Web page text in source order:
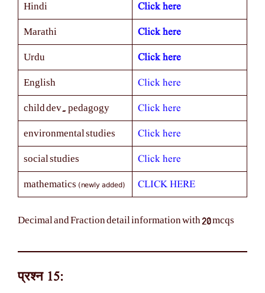
Hindi Click here
Marathi Click here
Urdu Click here
English Click here
child dev. pedagogy Click here
environmental studies Click here
social studies Click here
mathematics (newly added) CLICK HERE
Decimal and Fraction detail information with 20 mcqs
प्रश्न 15: